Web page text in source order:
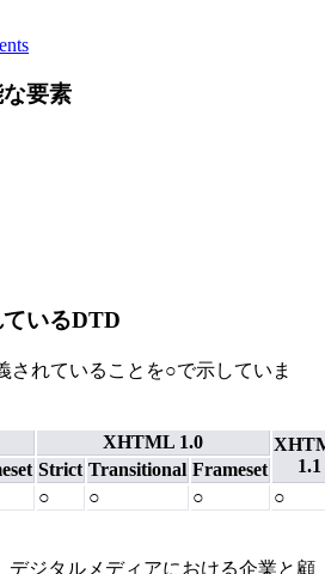
要素
いるDTD
されていることを○で示していま
XHTML 1.0
1.1
Strict Transitional Frameset
○ ○ ○
○
デジタルメディアにおける企業と顧